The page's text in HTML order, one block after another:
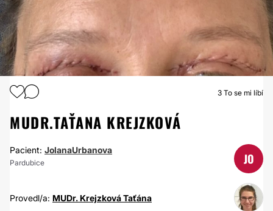
OPERACE HORNÍCH VÍČEK
3 To se mi líbí
MUDR.TAŤANA KREJZKOVÁ
Pacient: JolanaUrbanova
Pardubice JO
Provedl/a: MUDr. Krejzková Taťána